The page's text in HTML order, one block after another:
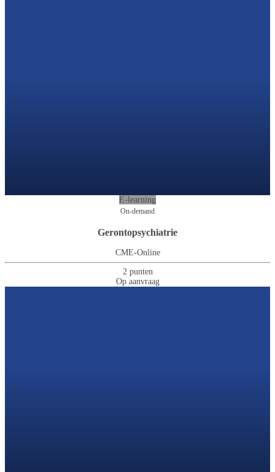
E-learning
On-demand
Gerontopsychiatrie
CME-Online
2 punten
Op aanvraag